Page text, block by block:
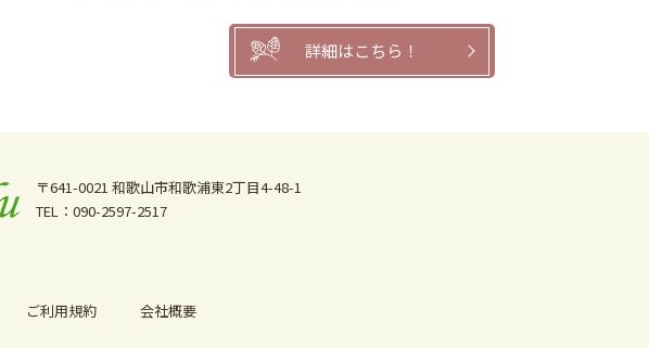
詳細はこちら！
〒641-0021 和歌山市和歌浦東2丁目4-48-1
TEL：090-2597-2517
ご利用規約 会社概要